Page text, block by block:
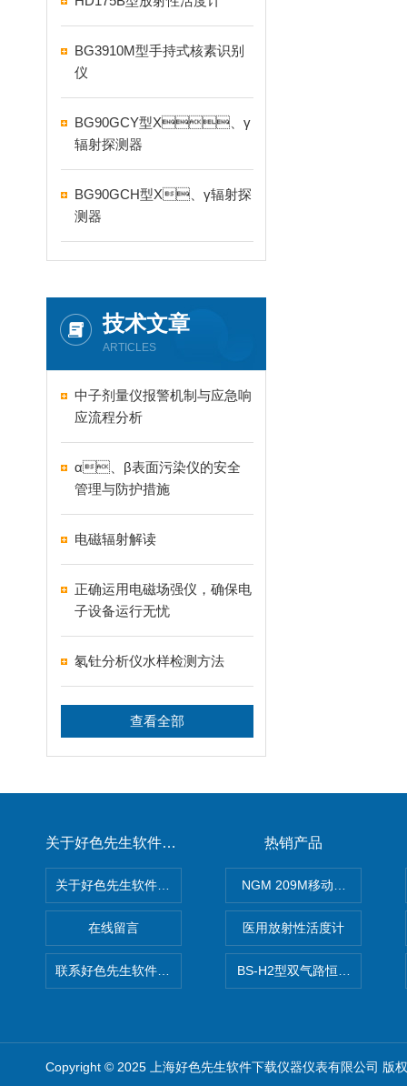
BG3910M型手持式核素识别
仪
BG90GCY型X、γ
辐射探测器
BG90GCH型X、γ辐射探
测器
技术文章
ARTICLES
中子剂量仪报警机制与应急响
应流程分析
α、β表面污染仪的安全
管理与防护措施
电磁辐射解读
正确运用电磁场强仪，确保电
子设备运行无忧
氡钍分析仪水样检测方法
查看全部
关于好色先生软件下载
在线留言
热销产品
NGM 209M移动式惰性气体
医用放射性活度计
BS-H2型双气路恒流大气采样
Copyright © 2025 上海好色先生软件下载仪器仪表有限公司 版